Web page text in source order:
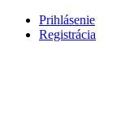
Prihlásenie
Registrácia